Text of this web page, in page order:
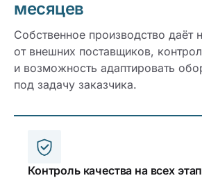
месяцев
Собственное производство даёт
от внешних поставщиков,
и возможность адаптировать
под задачу заказчика.
Контроль качества на всех